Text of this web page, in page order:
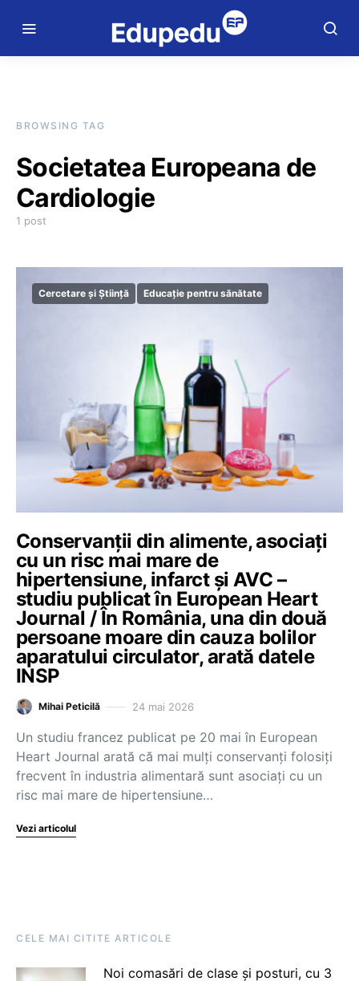
BROWSING TAG
Societatea Europeana de
Cardiologie
1 post
Cercetare și Știință Educație pentru sănătate
Conservanții din alimente, asociați
cu un risc mai mare de
hipertensiune, infarct și AVC –
studiu publicat în European Heart
Journal / În România, una din două
persoane moare din cauza bolilor
aparatului circulator, arată datele
INSP
Mihai Peticilă 24 mai 2026
Un studiu francez publicat pe 20 mai în European
Heart Journal arată că mai mulți conservanți folosiți
frecvent în industria alimentară sunt asociați cu un
risc mai mare de hipertensiune…
Vezi articolul
CELE MAI CITITE ARTICOLE
Noi comasări de clase și posturi, cu 3